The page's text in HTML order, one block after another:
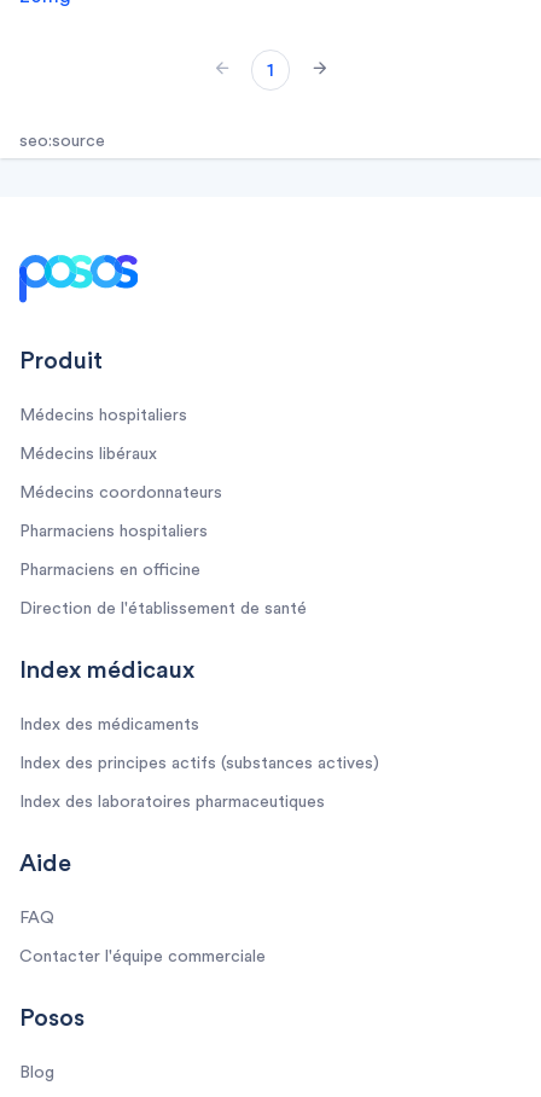
1
seo:source
Produit
Médecins hospitaliers
Médecins libéraux
Médecins coordonnateurs
Pharmaciens hospitaliers
Pharmaciens en officine
Direction de l'établissement de santé
Index médicaux
Index des médicaments
Index des principes actifs (substances actives)
Index des laboratoires pharmaceutiques
Aide
FAQ
Contacter l'équipe commerciale
Posos
Blog